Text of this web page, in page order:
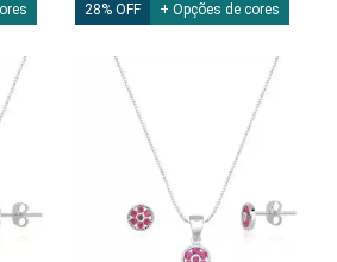
28% OFF + Opções de cores